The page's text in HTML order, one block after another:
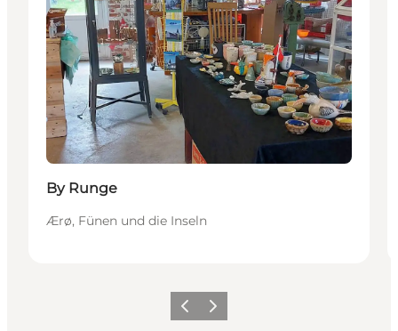
By Runge
Ærø, Fünen und die Inseln
ZurückWeiter